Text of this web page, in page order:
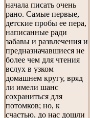
начала писать очень
рано. Самые первые,
детские пробы ее пера,
написанные ради
забавы и развлечения и
предназначавшиеся не
более чем для чтения
вслух в узком
домашнем кругу, вряд
ли имели шанс
сохраниться для
потомков; но, к
счастью, до нас дошли